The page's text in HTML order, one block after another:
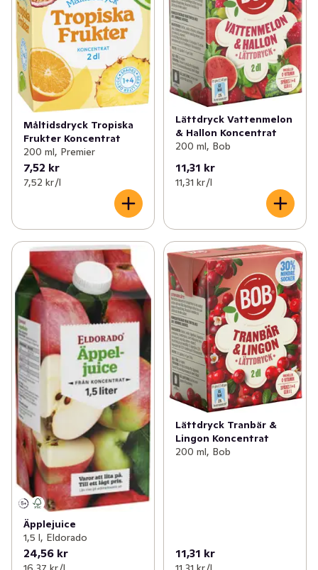
Måltidsdryck Tropiska
Frukter Koncentrat
200 ml, Premier
7,52 kr
7,52 kr /l
Lättdryck Vattenmelon
& Hallon Koncentrat
200 ml, Bob
11,31 kr
11,31 kr /l
Äpplejuice
1,5 l, Eldorado
24,56 kr
Lättdryck Tranbär &
Lingon Koncentrat
200 ml, Bob
11,31 kr